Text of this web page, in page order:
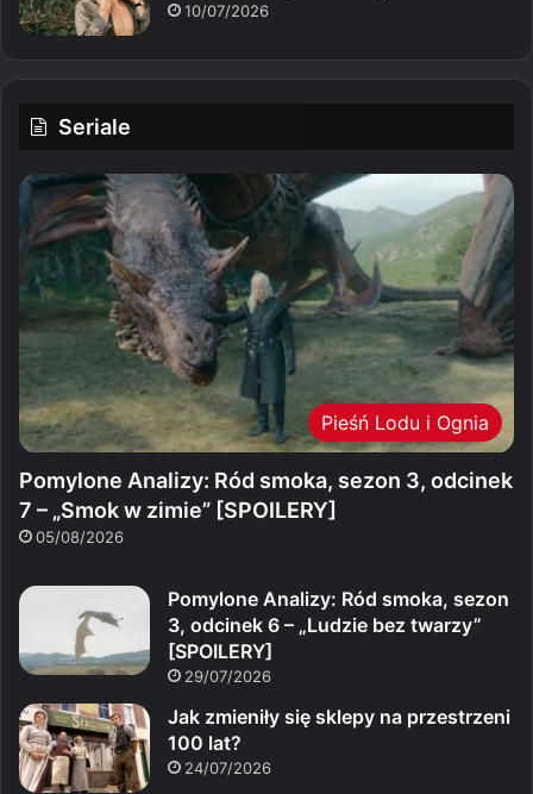
10/07/2026
Seriale
Pieśń Lodu i Ognia
Pomylone Analizy: Ród smoka, sezon 3, odcinek
7 – „Smok w zimie” [SPOILERY]
05/08/2026
Pomylone Analizy: Ród smoka, sezon
3, odcinek 6 – „Ludzie bez twarzy”
[SPOILERY]
29/07/2026
Jak zmieniły się sklepy na przestrzeni
100 lat?
24/07/2026